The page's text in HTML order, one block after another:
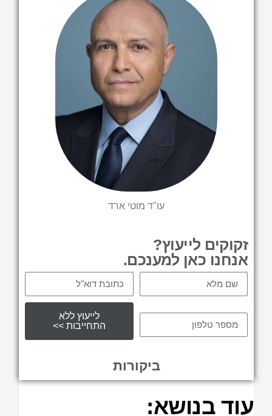
עו"ד מוטי ארד
זקוקים לייעוץ?
אנחנו כאן למענכם.
לייעוץ ללא
התחייבות >>
ביקורות
עוד בנושא: